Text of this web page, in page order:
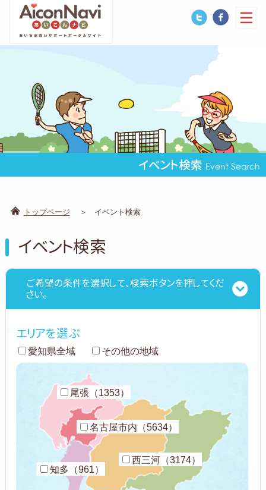
イベント検索 Event Search
トップページ イベント検索
イベント検索
ご希望の条件を選択して、検索ボタンを押してくだ
さい。
エリアを選ぶ
愛知県全域 その他の地域
名古屋市内（5634）
尾張（1353）
知多（961）
西三河（3174）